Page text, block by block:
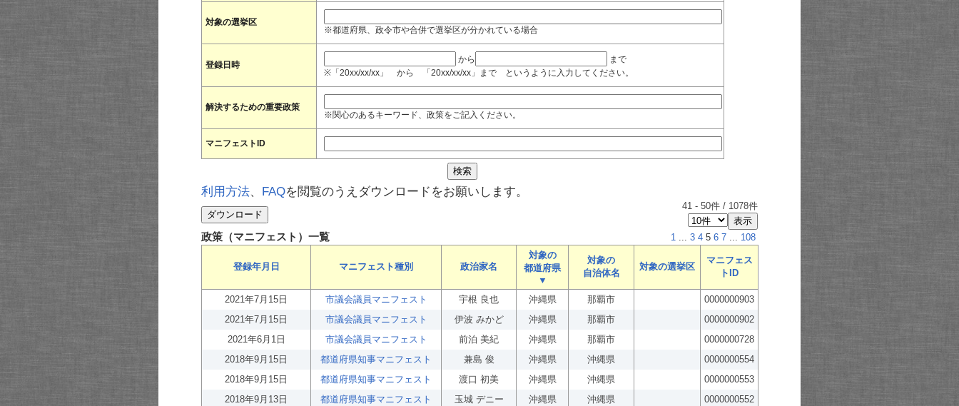
対象の選挙区
※都道府県、政令市や合併で選挙区が分かれている場合
登録日時
から
まで
※「20xx/xx/xx」 から 「20xx/xx/xx」まで というように入力してください。
解決するための重要政策
※関心のあるキーワード、政策をご記入ください。
マニフェストID
利用方法、 FAQを閲覧のうえダウンロードをお願いします。
41 - 50件 / 1078件
政策（マニフェスト）一覧 1 ... 3 4 5 6 7 ... 108
登録年月日 マニフェスト種別 政治家名
対象の
都道府県
▼
対象の
自治体名
対象の選挙区
マニフェス
トID
2021年7月15日 市議会議員マニフェスト 宇根 良也 沖縄県 那覇市
0000000903
2021年7月15日
市議会議員マニフェスト 伊波 みかど 沖縄県 那覇市
0000000902
2021年6月1日
市議会議員マニフェスト 前泊 美紀 沖縄県 那覇市
0000000728
2018年9月15日
都道府県知事マニフェスト 兼島 俊 沖縄県 沖縄県
0000000554
2018年9月15日
都道府県知事マニフェスト 渡口 初美 沖縄県 沖縄県
0000000553
2018年9月13日
都道府県知事マニフェスト 玉城 デニー 沖縄県 沖縄県
0000000552